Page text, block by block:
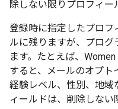
除しない限りプロフィー
登録時に指定したプロフ
ルに残りますが、プロ
ます。たとえば、
すると、メールのオプト
経験レベル、性別、地域
ィールドは、削除しない